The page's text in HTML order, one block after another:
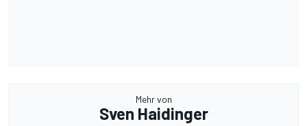
Mehr von
Sven Haidinger